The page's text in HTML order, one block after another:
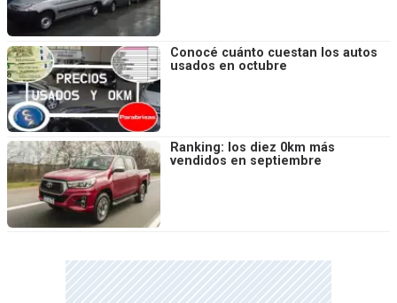
Conocé cuánto cuestan los autos
usados en octubre
Ranking: los diez 0km más
vendidos en septiembre